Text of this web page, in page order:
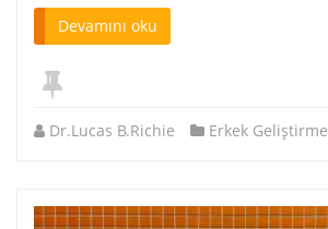
Devamını oku
Dr.Lucas B.Richie Erkek Geliştirme